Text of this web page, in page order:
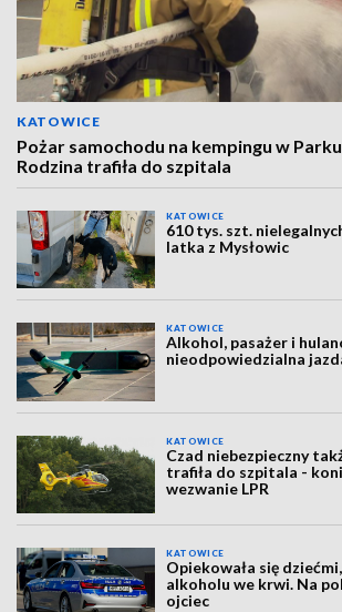
KATOWICE
Pożar samochodu na kempingu w
Rodzina trafiła do szpitala
KATOWICE
610 tys. szt.
latka z Mysłowic
KATOWICE
Alkohol, pasażer i
nieodpowiedzialna
KATOWICE
Czad niebezpieczny
trafiła do szpitala -
wezwanie LPR
KATOWICE
Opiekowała się
alkoholu we krwi. Na
ojciec